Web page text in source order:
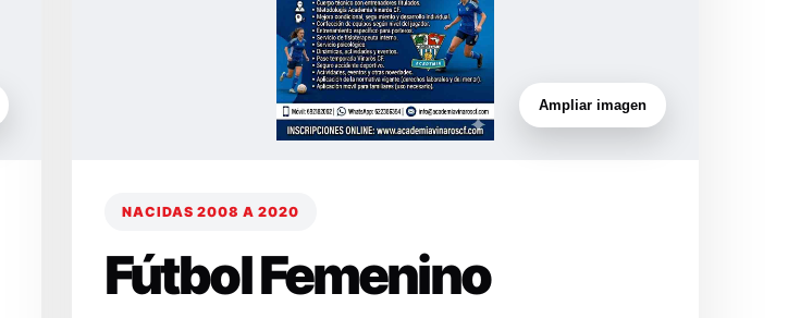
Ampliar imagen
NACIDAS 2008 A 2020
Fútbol Femenino